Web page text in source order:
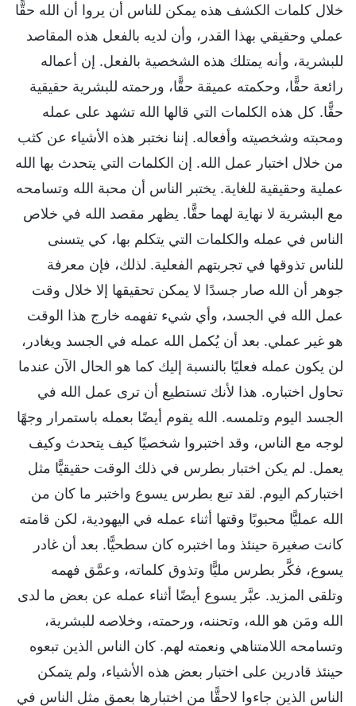
خلال كلمات الكشف هذه يمكن للناس أن يروا أن الله حقًّا
عملي وحقيقي بهذا القدر، وأن لديه بالفعل هذه المقاصد
للبشرية، وأنه يمتلك هذه الشخصية بالفعل. إن أعماله
رائعة حقًّا، وحكمته عميقة حقًّا، ورحمته للبشرية حقيقية
حقًّا. كل هذه الكلمات التي قالها الله تشهد على عمله
ومحبته وشخصيته وأفعاله. إننا نختبر هذه الأشياء عن كثب
من خلال اختبار عمل الله. إن الكلمات التي يتحدث بها الله
عملية وحقيقية للغاية. يختبر الناس أن محبة الله وتسامحه
مع البشرية لا نهاية لهما حقًّا. يظهر مقصد الله في خلاص
الناس في عمله والكلمات التي يتكلم بها، كي يتسنى
للناس تذوقها في تجربتهم الفعلية. لذلك، فإن معرفة
جوهر أن الله صار جسدًا لا يمكن تحقيقها إلا خلال وقت
عمل الله في الجسد، وأي شيء تفهمه خارج هذا الوقت
هو غير عملي. بعد أن يُكمل الله عمله في الجسد ويغادر،
لن يكون عمله فعليًا بالنسبة إليك كما هو الحال الآن عندما
تحاول اختباره. هذا لأنك تستطيع أن ترى عمل الله في
الجسد اليوم وتلمسه. الله يقوم أيضًا بعمله باستمرار وجهًا
لوجه مع الناس، وقد اختبروا شخصيًا كيف يتحدث وكيف
يعمل. لم يكن اختبار بطرس في ذلك الوقت حقيقيًّا مثل
اختباركم اليوم. لقد تبع بطرس يسوع واختبر ما كان من
الله عمليًّا محبوبًا وقتها أثناء عمله في اليهودية، لكن قامته
كانت صغيرة حينئذ وما اختبره كان سطحيًّا. بعد أن غادر
يسوع، فكَّر بطرس مليًّا وتذوق كلماته، وعمَّق فهمه
وتلقى المزيد. عبَّر يسوع أيضًا أثناء عمله عن بعض ما لدى
الله ومَن هو الله، وتحننه، ورحمته، وخلاصه للبشرية،
وتسامحه اللامتناهي ونعمته لهم. كان الناس الذين تبعوه
حينئذ قادرين على اختبار بعض هذه الأشياء، ولم يتمكن
الناس الذين جاءوا لاحقًّا من اختبارها بعمق مثل الناس في